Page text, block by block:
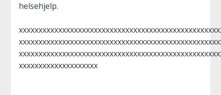
helsehjelp.
xxxxxxxxxxxxxxxxxxxx